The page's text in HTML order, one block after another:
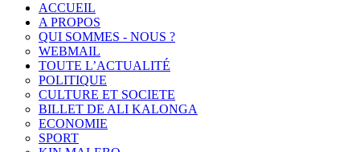
ACCUEIL
A PROPOS
QUI SOMMES - NOUS ?
WEBMAIL
TOUTE L’ACTUALITÉ
POLITIQUE
CULTURE ET SOCIETE
BILLET DE ALI KALONGA
ECONOMIE
SPORT